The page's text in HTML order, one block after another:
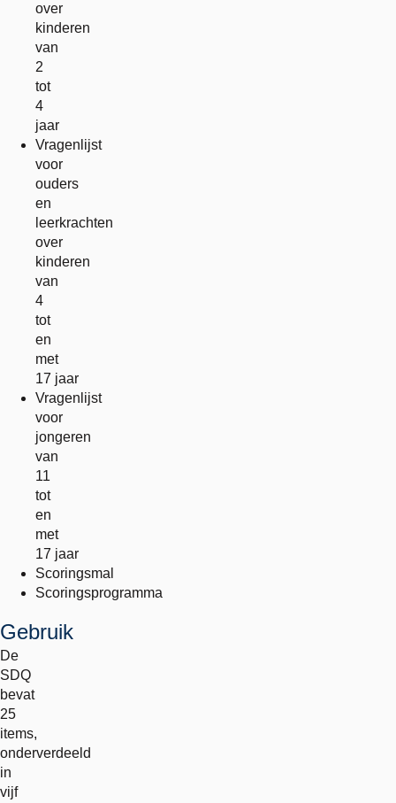
over
kinderen
van
2
tot
4
jaar
Vragenlijst
voor
ouders
en
leerkrachten
over
kinderen
van
4
tot
en
met
17 jaar
Vragenlijst
voor
jongeren
van
11
tot
en
met
17 jaar
Scoringsmal
Scoringsprogramma
Gebruik
De
SDQ
bevat
25
items,
onderverdeeld
in
vijf